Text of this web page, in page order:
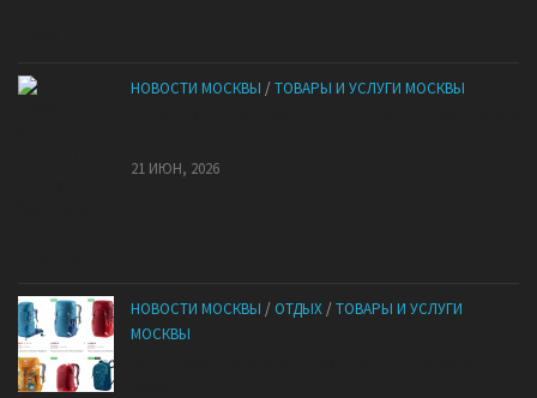
НОВОСТИ МОСКВЫ /ТОВАРЫ И УСЛУГИ МОСКВЫ
21 ИЮН, 2026
НОВОСТИ МОСКВЫ / ОТДЫХ /ТОВАРЫ И УСЛУГИ
МОСКВЫ